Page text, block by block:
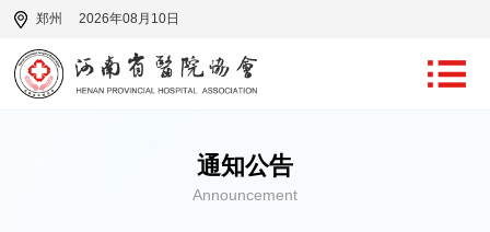
郑州 2026年08月10日
通知公告
Announcement